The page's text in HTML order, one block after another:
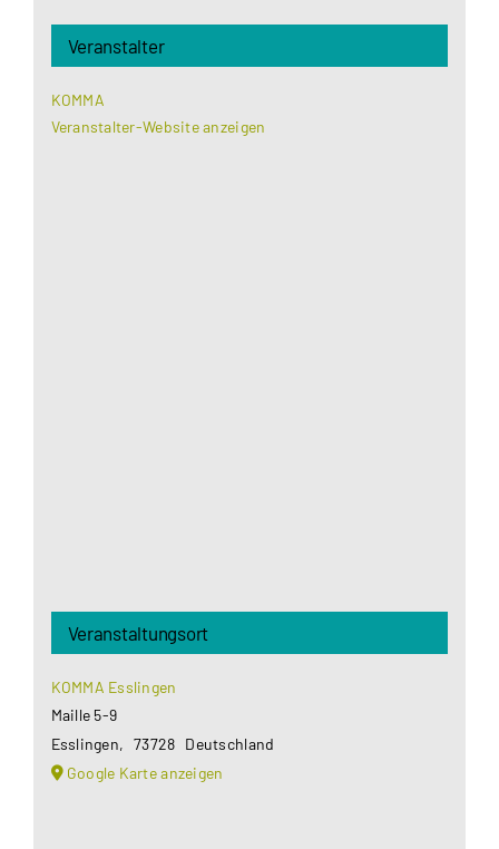
Veranstalter
KOMMA
Veranstalter-Website anzeigen
Veranstaltungsort
KOMMA Esslingen
Maille 5-9
Esslingen, 73728 Deutschland
Google Karte anzeigen